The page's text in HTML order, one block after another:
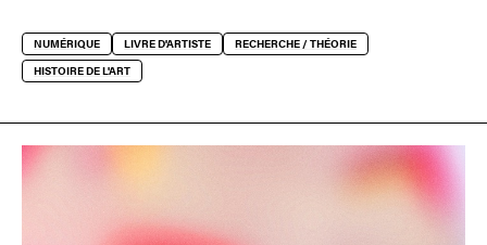
NUMÉRIQUE LIVRE D'ARTISTE
RECHERCHE / THÉORIE
HISTOIRE DE L'ART